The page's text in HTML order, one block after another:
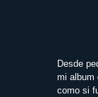
Desde
mi album
como si